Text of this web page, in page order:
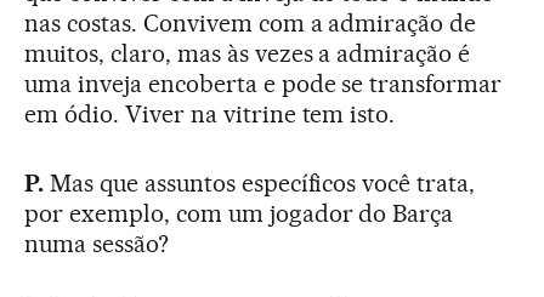
nas costas. Convivem com a admiração de
muitos, claro, mas às vezes a admiração é
uma inveja encoberta e pode se transformar
em ódio. Viver na vitrine tem isto.
P. Mas que assuntos específicos você trata,
por exemplo, com um jogador do Barça
numa sessão?